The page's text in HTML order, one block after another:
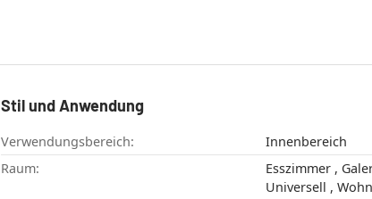
Stil und Anwendung
Verwendungsbereich:
Innenbereich
Raum:
Esszimmer , Galerie , Schlafzimmer ,